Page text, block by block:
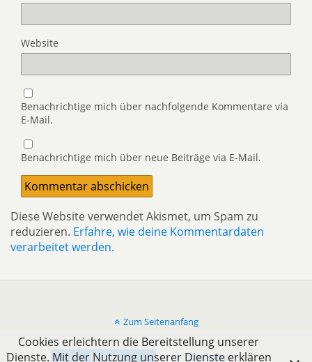
Website
Benachrichtige mich über nachfolgende Kommentare via
E-Mail.
Benachrichtige mich über neue Beiträge via E-Mail.
Diese Website verwendet Akismet, um Spam zu
reduzieren. Erfahre, wie deine Kommentardaten
verarbeitet werden.
Zum Seitenanfang
Mobil Desktop
Cookies erleichtern die Bereitstellung unserer
Dienste. Mit der Nutzung unserer Dienste erklären